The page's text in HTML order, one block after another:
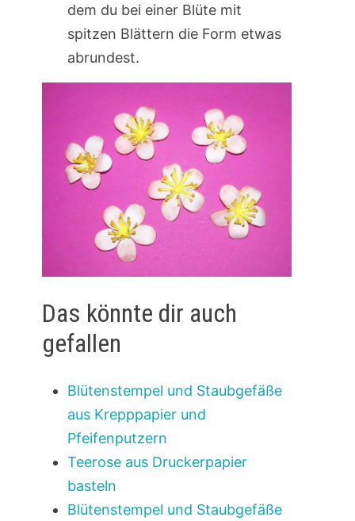
dem du bei einer Blüte mit
spitzen Blättern die Form etwas
abrundest.
Das könnte dir auch
gefallen
Blütenstempel und Staubgefäße
aus Krepppapier und
Pfeifenputzern
Teerose aus Druckerpapier
basteln
Blütenstempel und Staubgefäße